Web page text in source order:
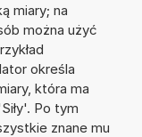
miary; na
można użyć
określa
która ma
Po tym
znane mu